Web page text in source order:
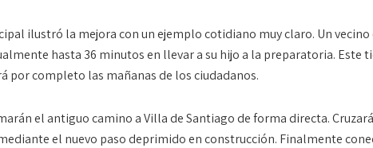
ilustró la mejora con un ejemplo cotidiano muy claro. Un vecino
hasta 36 minutos en llevar a su hijo a la preparatoria. Este
por completo las mañanas de los ciudadanos.
el antiguo camino a Villa de Santiago de forma directa.
el nuevo paso deprimido en construcción. Finalmente